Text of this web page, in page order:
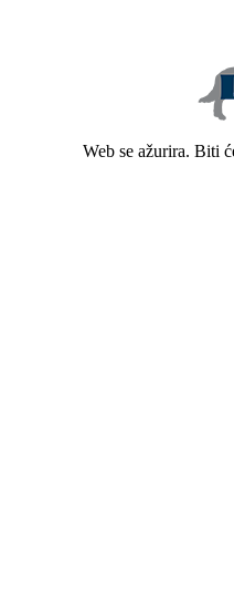
Web se ažurira. Biti